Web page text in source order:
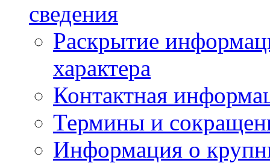
сведения
Раскрытие
характера
Контактная
Термины и
Информация о